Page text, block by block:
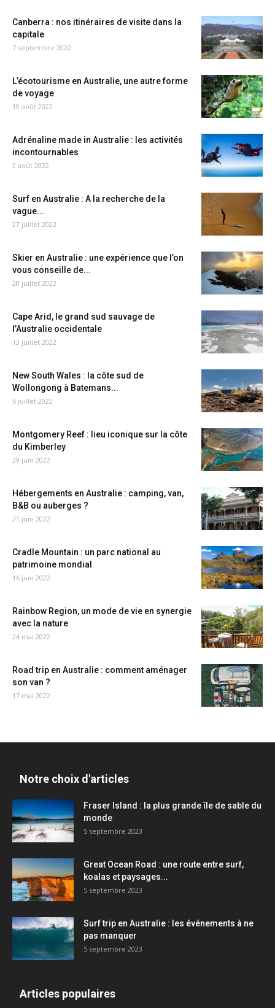
Canberra : nos itinéraires de visite dans la
capitale
7 septembre 2022
L’écotourisme en Australie, une autre forme
de voyage
10 août 2022
Adrénaline made in Australie : les activités
incontournables
3 août 2022
Surf en Australie : A la recherche de la
vague...
27 juillet 2022
Skier en Australie : une expérience que l’on
vous conseille de...
20 juillet 2022
Cape Arid, le grand sud sauvage de
l’Australie occidentale
13 juillet 2022
New South Wales : la côte sud de
Wollongong à Batemans...
6 juillet 2022
Montgomery Reef : lieu iconique sur la côte
du Kimberley
29 juin 2022
Hébergements en Australie : camping, van,
B&B ou auberges ?
21 juin 2022
Cradle Mountain : un parc national au
patrimoine mondial
16 juin 2022
Rainbow Region, un mode de vie en synergie
avec la nature
24 mai 2022
Road trip en Australie : comment aménager
son van ?
17 mai 2022
Notre choix d'articles
Fraser Island : la plus grande île de sable du
monde
5 septembre 2023
Great Ocean Road : une route entre surf,
koalas et paysages...
5 septembre 2023
Surf trip en Australie : les événements à ne
pas manquer
5 septembre 2023
Articles populaires